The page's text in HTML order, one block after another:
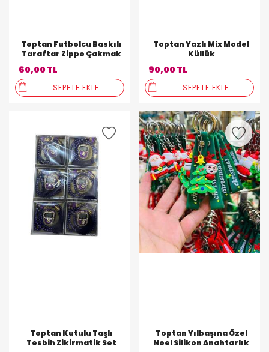
Toptan Futbolcu Baskılı
Taraftar Zippo Çakmak
60,00 TL
SEPETE EKLE
Toptan Yazlı Mix Model
Küllük
90,00 TL
SEPETE EKLE
Toptan Kutulu Taşlı
Tesbih Zikirmatik Set
Toptan Yılbaşına Özel
Noel Silikon Anahtarlık